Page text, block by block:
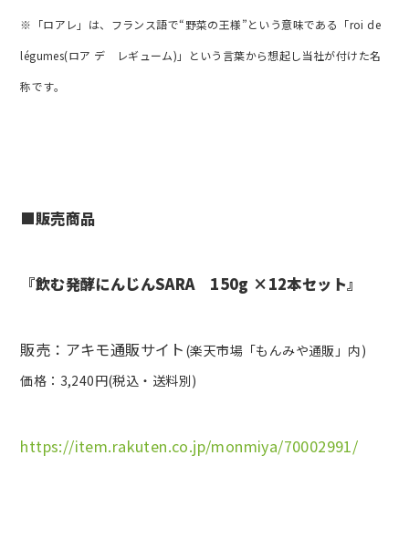
※「ロアレ」は、フランス語で“野菜の王様”という意味である「roi de
légumes(ロア デ レギューム)」という言葉から想起し当社が付けた名
称です。
■販売商品
『飲む発酵にんじんSARA 150g ×12本セット』
販売：アキモ通販サイト (楽天市場「もんみや通販」内)
価格：3,240円(税込・送料別)
https://item.rakuten.co.jp/monmiya/70002991/